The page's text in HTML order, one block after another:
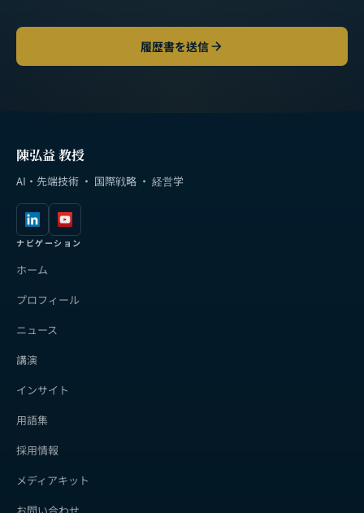
履歴書を送信
陳弘益 教授
AI・先端技術 · 国際戦略 · 経営学
ナビゲーション
ホーム
プロフィール
ニュース
講演
インサイト
用語集
採用情報
メディアキット